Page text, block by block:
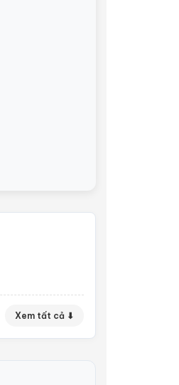
Xem tất cả ⬇